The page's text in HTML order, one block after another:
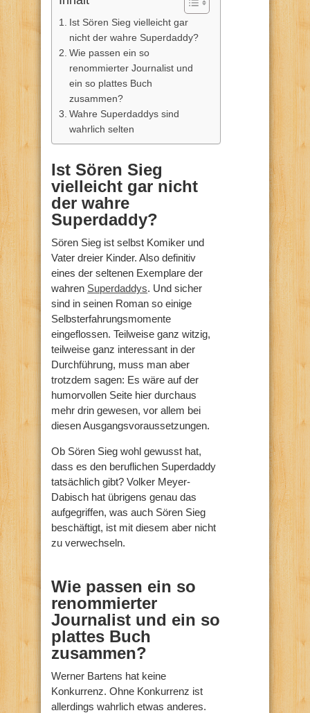
Ist Sören Sieg vielleicht gar
nicht der wahre Superdaddy?
Wie passen ein so
renommierter Journalist und
ein so plattes Buch
zusammen?
Wahre Superdaddys sind
wahrlich selten
Ist Sören Sieg
vielleicht gar nicht
der wahre
Superdaddy?
Sören Sieg ist selbst Komiker und
Vater dreier Kinder. Also definitiv
eines der seltenen Exemplare der
wahren Superdaddys. Und sicher
sind in seinen Roman so einige
Selbsterfahrungsmomente
eingeflossen. Teilweise ganz witzig,
teilweise ganz interessant in der
Durchführung, muss man aber
trotzdem sagen: Es wäre auf der
humorvollen Seite hier durchaus
mehr drin gewesen, vor allem bei
diesen Ausgangsvoraussetzungen.
Ob Sören Sieg wohl gewusst hat,
dass es den beruflichen Superdaddy
tatsächlich gibt? Volker Meyer-
Dabisch hat übrigens genau das
aufgegriffen, was auch Sören Sieg
beschäftigt, ist mit diesem aber nicht
zu verwechseln.
Wie passen ein so
renommierter
Journalist und ein so
plattes Buch
zusammen?
Werner Bartens hat keine
Konkurrenz. Ohne Konkurrenz ist
allerdings wahrlich etwas anderes.